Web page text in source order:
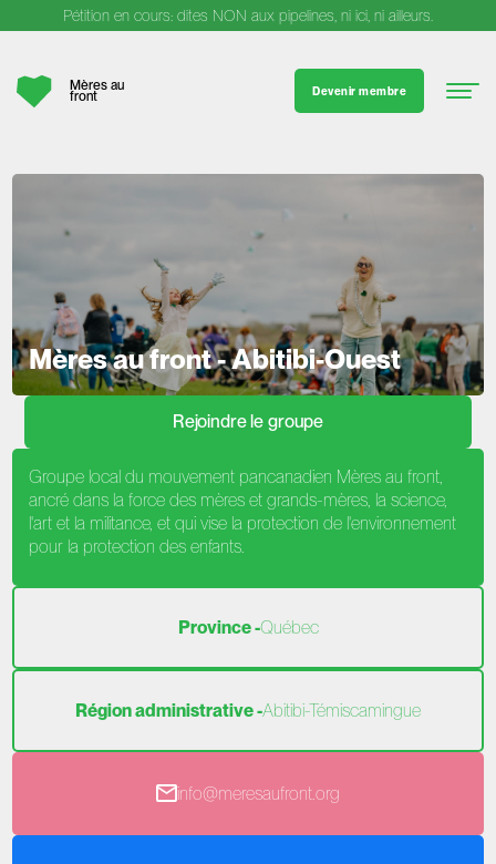
Pétition en cours: dites NON aux pipelines, ni ici, ni ailleurs.
Mères au
front Devenir membre
Mères au front - Abitibi-Ouest
Rejoindre le groupe
Groupe local du mouvement pancanadien Mères au front,
ancré dans la force des mères et grands-mères, la science,
l'art et la militance, et qui vise la protection de l'environnement
pour la protection des enfants.
Province -Québec
Région administrative -Abitibi-Témiscamingue
info@meresaufront.org